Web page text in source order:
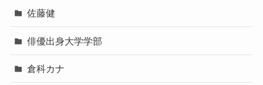
佐藤健
俳優出身大学学部
倉科カナ